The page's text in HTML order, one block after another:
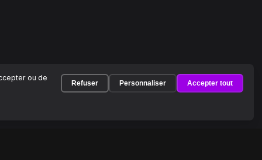
ou de
Refuser Personnaliser Accepter tout